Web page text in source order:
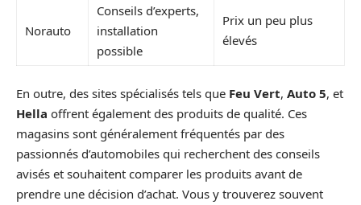
Norauto
Conseils d’experts,
installation
possible
Prix un peu plus
élevés
En outre, des sites spécialisés tels que Feu Vert, Auto 5, et
Hella offrent également des produits de qualité. Ces
magasins sont généralement fréquentés par des
passionnés d’automobiles qui recherchent des conseils
avisés et souhaitent comparer les produits avant de
prendre une décision d’achat. Vous y trouverez souvent